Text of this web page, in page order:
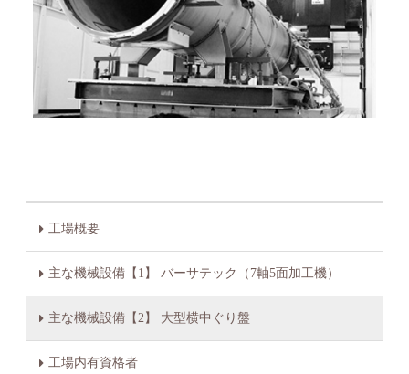
工場概要
主な機械設備【1】 バーサテック（7軸5面加工機）
主な機械設備【2】 大型横中ぐり盤
工場内有資格者